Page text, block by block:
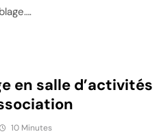
en salle d’activités
10 Minutes